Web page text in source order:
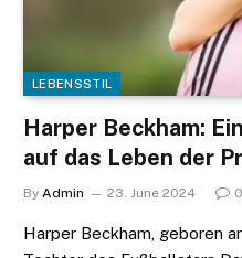
LEBENSSTIL
Harper Beckham:
auf das Leben der
By Admin 23. June 2024 0
Harper Beckham, geboren